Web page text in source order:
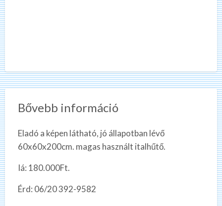
Bővebb információ
Eladó a képen látható, jó állapotban lévő
60x60x200cm. magas használt italhűtő.
Iá: 180.000Ft.
Érd: 06/20 392-9582